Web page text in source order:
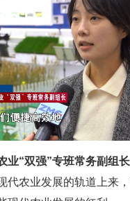
业“双强”专班常务副组
代农业发展的轨道上来